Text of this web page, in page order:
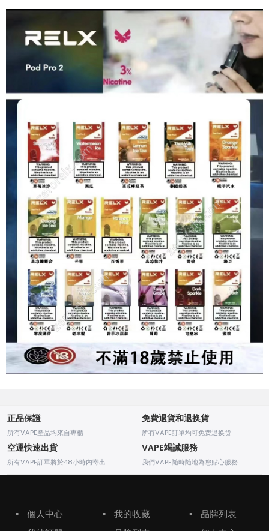
正品保證
所有VAPE產品均來自專櫃
免費退貨和退换貨
所有VAPE訂單均可免费退换货
空運快速出貨
所有VAPE訂單將於48小時内寄出
VAPE竭誠服務
我們VAPE随時随地為您贴心服務
▪
個人中心
▪
我的收藏
▪
品牌列表